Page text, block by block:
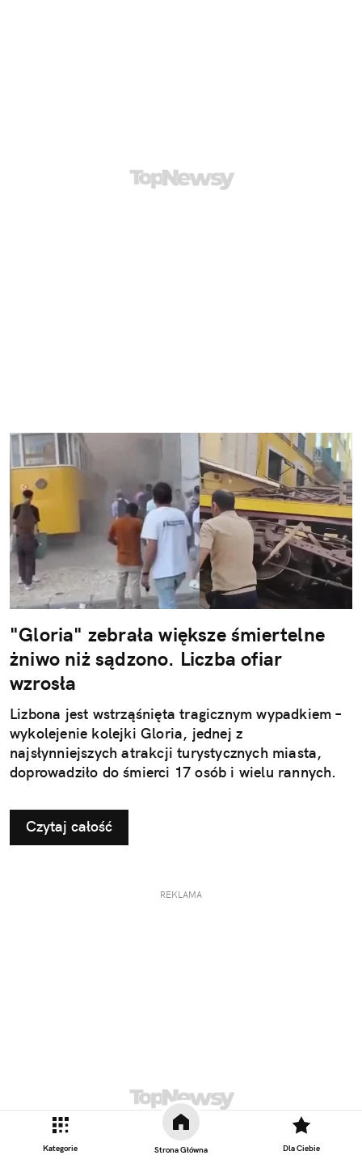
Kategorie Strona Główna Dla Ciebie
"Gloria" zebrała większe śmiertelne
żniwo niż sądzono. Liczba ofiar
wzrosła
Lizbona jest wstrząśnięta tragicznym wypadkiem –
wykolejenie kolejki Gloria, jednej z
najsłynniejszych atrakcji turystycznych miasta,
doprowadziło do śmierci 17 osób i wielu rannych.
Czytaj całość
REKLAMA